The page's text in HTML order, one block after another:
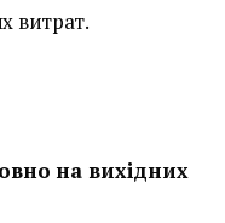
витрат.
на вихідних